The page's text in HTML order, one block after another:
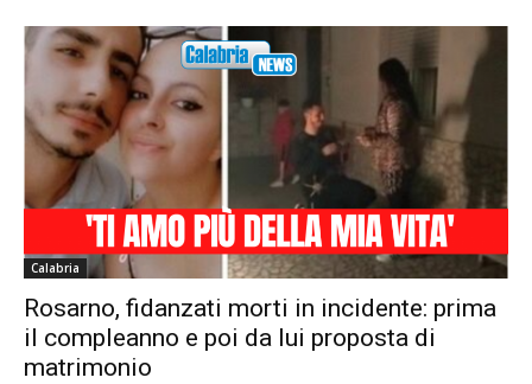
Calabria
Rosarno, fidanzati morti in incidente: prima
il compleanno e poi da lui proposta di
matrimonio